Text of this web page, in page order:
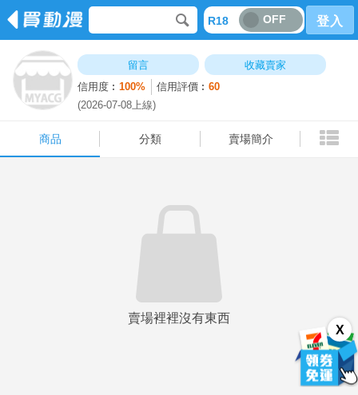
R18 OFF 登入
留言
收藏賣家
信用度︰100% 信用評價︰60
(2026-07-08上線)
商品 分類 賣場簡介
X
賣場裡裡沒有東西
商品 分類 賣場簡介